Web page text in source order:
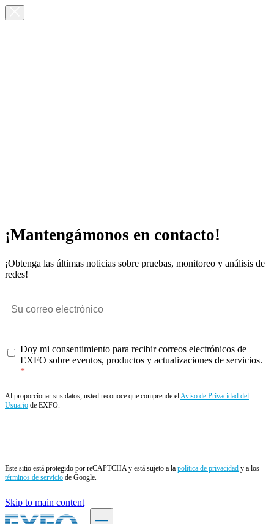
¡Mantengámonos en contacto!
¡Obtenga las últimas noticias sobre pruebas, monitoreo y análisis de
redes!
Doy mi consentimiento para recibir correos electrónicos de
EXFO sobre eventos, productos y actualizaciones de servicios.
Al proporcionar sus datos, usted reconoce que comprende elAviso de Privacidad del
Usuario de EXFO.
Este sitio está protegido por reCAPTCHA y está sujeto a la política de privacidad y a los
términos de servicio de Google.
Skip to main content